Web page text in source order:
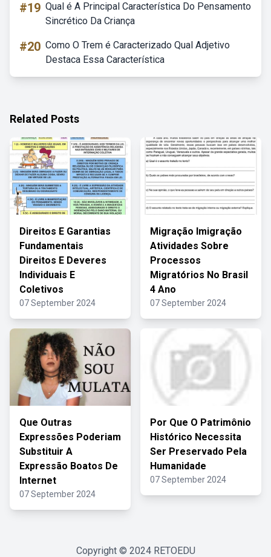
#19 Qual é A Principal Característica Do Pensamento
Sincrético Da Criança
#20 Como O Trem é Caracterizado Qual Adjetivo
Destaca Essa Característica
Related Posts
Direitos E Garantias
Fundamentais
Direitos E Deveres
Individuais E
Coletivos
07 September 2024
Migração Imigração
Atividades Sobre
Processos
Migratórios No Brasil
4 Ano
07 September 2024
Que Outras
Expressões Poderiam
Substituir A
Expressão Boatos De
Internet
07 September 2024
Por Que O Patrimônio
Histórico Necessita
Ser Preservado Pela
Humanidade
07 September 2024
Copyright © 2024 RETOEDU